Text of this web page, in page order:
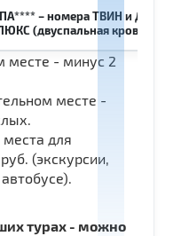
– номера ТВИН и ДАБЛ
(двуспальная кровать и
месте - минус 2
месте -
места для
(экскурсии,
турах - можно